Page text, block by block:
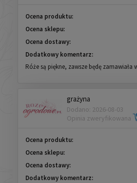
Ocena produktu:
Ocena sklepu:
Ocena dostawy:
Dodatkowy komentarz:
Róże są piękne, zawsze będę zamawiała
grażyna
Dodano: 2026-08-03
Opinia zweryfikowana
Ocena produktu:
Ocena sklepu:
Ocena dostawy:
Dodatkowy komentarz: